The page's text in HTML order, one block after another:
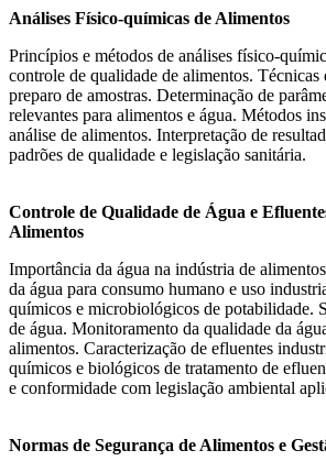
Análises Físico-químicas de Alimentos
Princípios e métodos de análises físico-
controle de qualidade de alimentos. Técnicas
preparo de amostras. Determinação de
relevantes para alimentos e água. Métodos
análise de alimentos. Interpretação de
padrões de qualidade e legislação sanitária.
Controle de Qualidade de Água e
Alimentos
Importância da água na indústria de
da água para consumo humano e uso
químicos e microbiológicos de potabilidade.
de água. Monitoramento da qualidade da
alimentos. Caracterização de efluentes
químicos e biológicos de tratamento de
e conformidade com legislação ambiental
Normas de Segurança de Alimentos e